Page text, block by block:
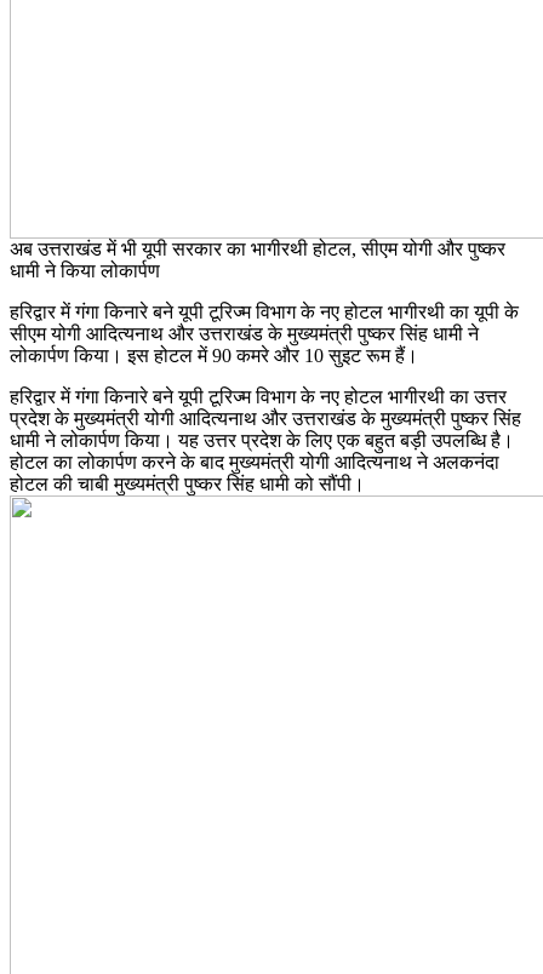
अब उत्तराखंड में भी यूपी सरकार का भागीरथी होटल, सीएम योगी और पुष्कर
धामी ने किया लोकार्पण
हरिद्वार में गंगा किनारे बने यूपी टूरिज्म विभाग के नए होटल भागीरथी का यूपी के
सीएम योगी आदित्यनाथ और उत्तराखंड के मुख्यमंत्री पुष्कर सिंह धामी ने
लोकार्पण किया। इस होटल में 90 कमरे और 10 सुइट रूम हैं।
हरिद्वार में गंगा किनारे बने यूपी टूरिज्म विभाग के नए होटल भागीरथी का उत्तर
प्रदेश के मुख्यमंत्री योगी आदित्यनाथ और उत्तराखंड के मुख्यमंत्री पुष्कर सिंह
धामी ने लोकार्पण किया। यह उत्तर प्रदेश के लिए एक बहुत बड़ी उपलब्धि है।
होटल का लोकार्पण करने के बाद मुख्यमंत्री योगी आदित्यनाथ ने अलकनंदा
होटल की चाबी मुख्यमंत्री पुष्कर सिंह धामी को सौंपी।